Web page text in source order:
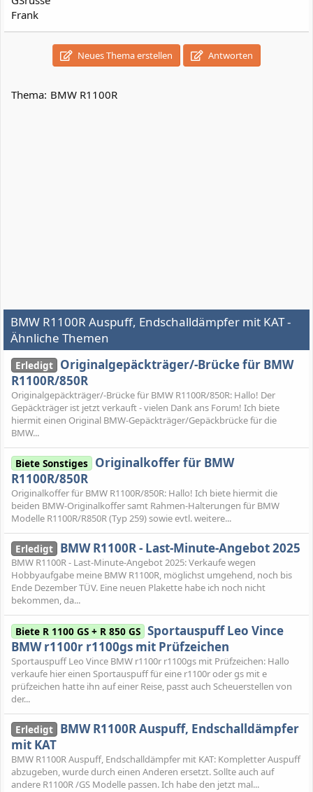
Frank
Neues Thema erstellen Antworten
Thema: BMW R1100R
BMW R1100R Auspuff, Endschalldämpfer mit KAT -
Ähnliche Themen
Erledigt Originalgepäckträger/-Brücke für BMW
R1100R/850R
Originalgepäckträger/-Brücke für BMW R1100R/850R: Hallo! Der
Gepäckträger ist jetzt verkauft - vielen Dank ans Forum! Ich biete
hiermit einen Original BMW-Gepäckträger/Gepäckbrücke für die
BMW...
Biete Sonstiges Originalkoffer für BMW
R1100R/850R
Originalkoffer für BMW R1100R/850R: Hallo! Ich biete hiermit die
beiden BMW-Originalkoffer samt Rahmen-Halterungen für BMW
Modelle R1100R/R850R (Typ 259) sowie evtl. weitere...
Erledigt BMW R1100R - Last-Minute-Angebot 2025
BMW R1100R - Last-Minute-Angebot 2025: Verkaufe wegen
Hobbyaufgabe meine BMW R1100R, möglichst umgehend, noch bis
Ende Dezember TÜV. Eine neuen Plakette habe ich noch nicht
bekommen, da...
Biete R 1100 GS + R 850 GS Sportauspuff Leo Vince
BMW r1100r r1100gs mit Prüfzeichen
Sportauspuff Leo Vince BMW r1100r r1100gs mit Prüfzeichen: Hallo
verkaufe hier einen Sportauspuff für eine r1100r oder gs mit e
prüfzeichen hatte ihn auf einer Reise, passt auch Scheuerstellen von
der...
Erledigt BMW R1100R Auspuff, Endschalldämpfer
mit KAT
BMW R1100R Auspuff, Endschalldämpfer mit KAT: Kompletter Auspuff
abzugeben, wurde durch einen Anderen ersetzt. Sollte auch auf
andere R1100R /GS Modelle passen. Ich habe den jetzt mal...